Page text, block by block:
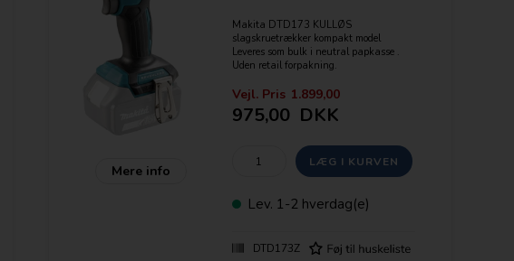
Mere info
Makita DTD173 KULLØS
slagskruetrækker kompakt model
Leveres som bulk i neutral papkasse .
Uden retail forpakning.
4 elektroniske gear + Assist / Tex
funktion
6.35mm (1/4") HEX
Slag/min - 0-3800
Omdr./ Min - 0-3600
Leveres som løs enhed uden batterier og
Features:
Vejl. Pris 1.899,00
975,00DKK
Lev. 1-2 hverdag(e)
DTD173Z